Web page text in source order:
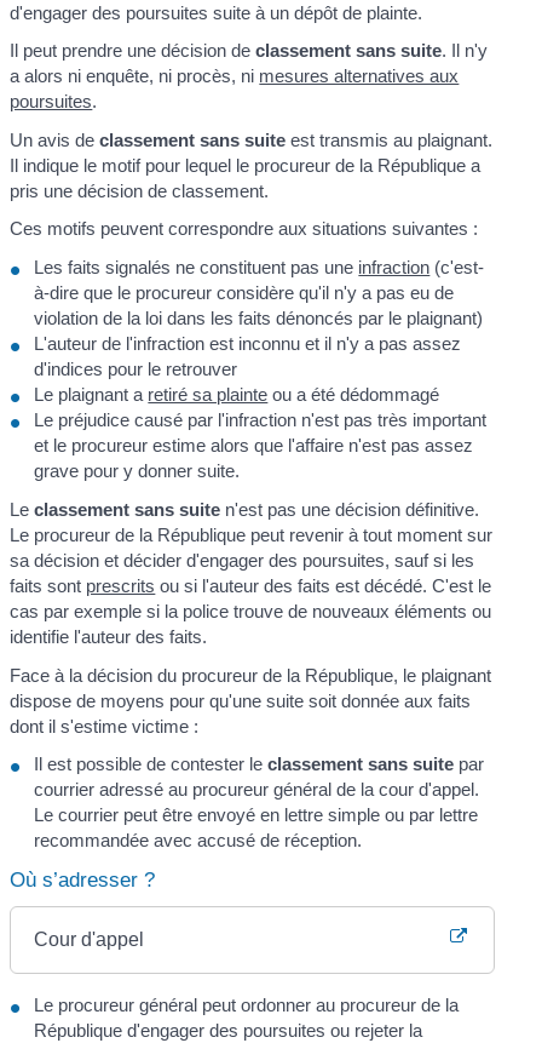
d'engager des poursuites suite à un dépôt de plainte.
Il peut prendre une décision declassement sans suite. Il n'y
a alors ni enquête, ni procès, ni mesures alternatives aux
poursuites.
Un avis declassement sans suite est transmis au plaignant.
Il indique le motif pour lequel le procureur de la République a
pris une décision de classement.
Ces motifs peuvent correspondre aux situations suivantes :
Les faits signalés ne constituent pas une infraction (c'est-
à-dire que le procureur considère qu'il n'y a pas eu de
violation de la loi dans les faits dénoncés par le plaignant)
L'auteur de l'infraction est inconnu et il n'y a pas assez
d'indices pour le retrouver
Le plaignant a retiré sa plainte ou a été dédommagé
Le préjudice causé par l'infraction n'est pas très important
et le procureur estime alors que l'affaire n'est pas assez
grave pour y donner suite.
Leclassement sans suite n'est pas une décision définitive.
Le procureur de la République peut revenir à tout moment sur
sa décision et décider d'engager des poursuites, sauf si les
faits sont prescrits ou si l'auteur des faits est décédé. C'est le
cas par exemple si la police trouve de nouveaux éléments ou
identifie l'auteur des faits.
Face à la décision du procureur de la République, le plaignant
dispose de moyens pour qu'une suite soit donnée aux faits
dont il s'estime victime :
Il est possible de contester leclassement sans suite par
courrier adressé au procureur général de la cour d'appel.
Le courrier peut être envoyé en lettre simple ou par lettre
recommandée avec accusé de réception.
Où s’adresser ?
Cour d'appel
Le procureur général peut ordonner au procureur de la
République d'engager des poursuites ou rejeter la